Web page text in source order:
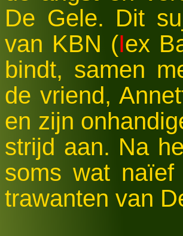
De Gele. Dit
van KBN (Iex
bindt, samen
de vriend,
en zijn
strijd aan. Na
soms wat naïef
trawanten van